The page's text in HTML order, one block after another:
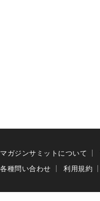
マガジンサミットについて
各種問い合わせ
利用規約